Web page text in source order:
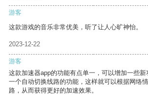
游客
这款游戏的音乐非常优美，听了让人心旷神怡。
2023-12-22
游客
这款加速器app的功能有点单一，可以增加一些
一个自动切换线路的功能，这样就可以根据网络
路，从而获得更好的加速效果。